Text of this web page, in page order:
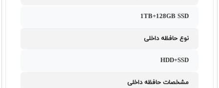
1TB+128GB SSD
نوع حافظه داخلی
HDD+SSD
مشخصات حافظه داخلی